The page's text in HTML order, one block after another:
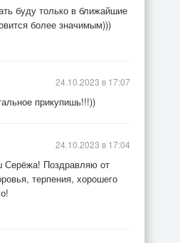
буду только в ближайшие
более значимым)))
прикупишь!!!))
24.10.2023 в 17:07
Серёжа! Поздравляю от
терпения, хорошего
24.10.2023 в 17:04